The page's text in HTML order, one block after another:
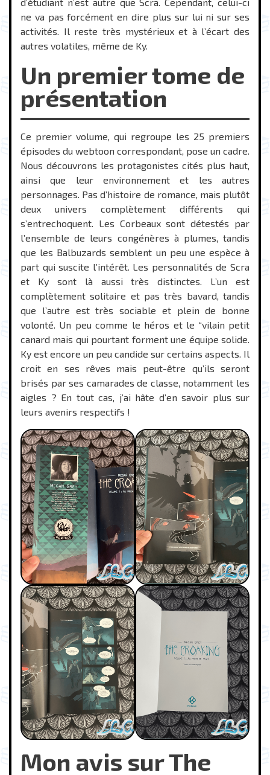
d’étudiant n’est autre que Scra. Cependant, celui-ci
ne va pas forcément en dire plus sur lui ni sur ses
activités. Il reste très mystérieux et à l’écart des
autres volatiles, même de Ky.
Un premier tome de
présentation
Ce premier volume, qui regroupe les 25 premiers
épisodes du webtoon correspondant, pose un cadre.
Nous découvrons les protagonistes cités plus haut,
ainsi que leur environnement et les autres
personnages. Pas d’histoire de romance, mais plutôt
deux univers complètement différents qui
s’entrechoquent. Les Corbeaux sont détestés par
l’ensemble de leurs congénères à plumes, tandis
que les Balbuzards semblent un peu une espèce à
part qui suscite l’intérêt. Les personnalités de Scra
et Ky sont là aussi très distinctes. L’un est
complètement solitaire et pas très bavard, tandis
que l’autre est très sociable et plein de bonne
volonté. Un peu comme le héros et le “vilain petit
canard mais qui pourtant forment une équipe solide.
Ky est encore un peu candide sur certains aspects. Il
croit en ses rêves mais peut-être qu’ils seront
brisés par ses camarades de classe, notamment les
aigles ? En tout cas, j’ai hâte d’en savoir plus sur
leurs avenirs respectifs !
Mon avis sur The